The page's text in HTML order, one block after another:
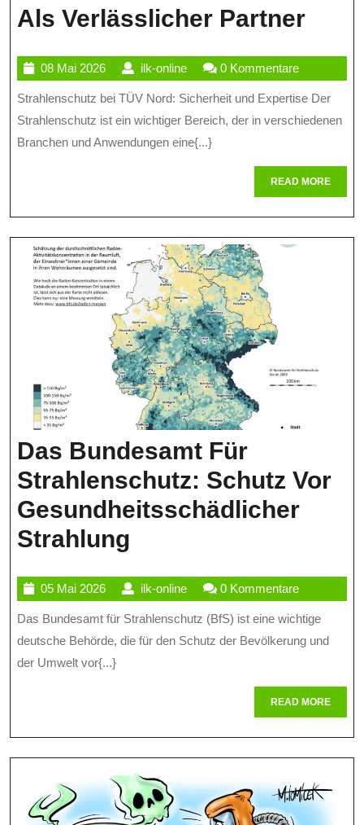
Als Verlässlicher Partner
Im
TÜV
Nord
Als
08 Mai 202608
Mai
2026
ilk-onlineilk-
online
0 Kommentare
Strahlenschutz bei TÜV Nord: Sicherheit und Expertise Der
Strahlenschutz ist ein wichtiger Bereich, der in verschiedenen
Branchen und Anwendungen eine{...}
READ MOREREAD
MORE
Das Bundesamt Für
Strahlenschutz: Schutz Vor
Gesundheitsschädlicher
Strahlung
Für
Strahlenschutz:
Strahlung
05 Mai 202605
Mai
2026
ilk-onlineilk-
online
0 Kommentare
Das Bundesamt für Strahlenschutz (BfS) ist eine wichtige
deutsche Behörde, die für den Schutz der Bevölkerung und
der Umwelt vor{...}
READ MOREREAD
MORE